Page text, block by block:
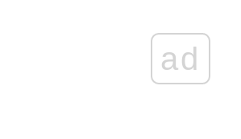
ad